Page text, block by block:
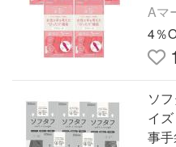
Aマ
4％
ソ
イ